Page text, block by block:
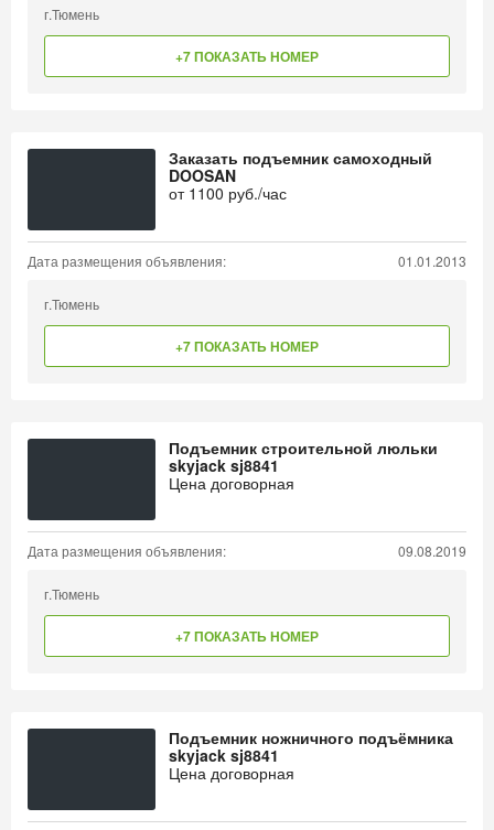
г.Тюмень
+7 ПОКАЗАТЬ НОМЕР
Заказать подъемник самоходный
DOOSAN
от 1100 руб./час
Дата размещения объявления: 01.01.2013
г.Тюмень
+7 ПОКАЗАТЬ НОМЕР
Подъемник строительной люльки
skyjack sj8841
Цена договорная
Дата размещения объявления: 09.08.2019
г.Тюмень
+7 ПОКАЗАТЬ НОМЕР
Подъемник ножничного подъёмника
skyjack sj8841
Цена договорная